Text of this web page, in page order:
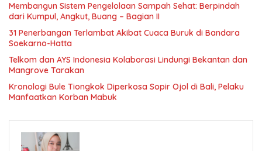
Membangun Sistem Pengelolaan Sampah Sehat: Berpindah
dari Kumpul, Angkut, Buang – Bagian II
31 Penerbangan Terlambat Akibat Cuaca Buruk di Bandara
Soekarno-Hatta
Telkom dan AYS Indonesia Kolaborasi Lindungi Bekantan dan
Mangrove Tarakan
Kronologi Bule Tiongkok Diperkosa Sopir Ojol di Bali, Pelaku
Manfaatkan Korban Mabuk